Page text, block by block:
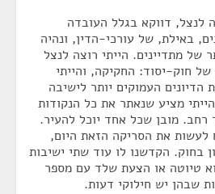
לנצל, דווקא בגלל העובדה
באילת, של עורכי-הדין, ונהיה
של מתדיינים. הייתי רוצה לנצל
חוק-יסוד: החקיקה, והייתי
העמוקים יותר לישיבה
מציע שנאתר את כל הנקודות
רחב. מובן שכל אחד יוכל להעיר.
לעשות את הסריקה הזאת היום,
בחוק. הקדשנו לו עוד שתי ישיבות
טיוטה או הצעת שלד עם מספר
שבהן יש חילוקי דעות.